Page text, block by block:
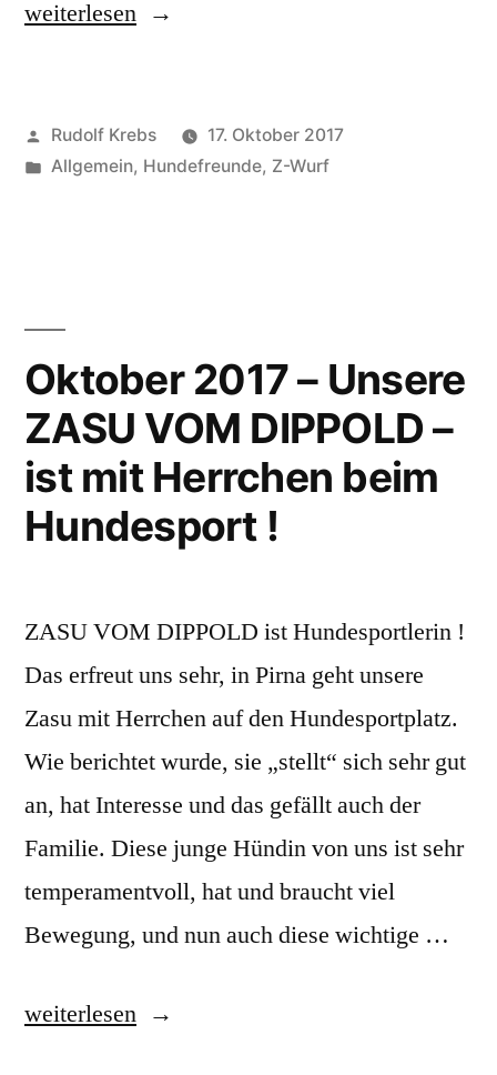
„Sommer
unsere
ZWECKE
Zita
genannt)
ist
nach
Brandenburg
weiterlesen
Veröffentlicht
von
Rudolf Krebs
17. Oktober 2017
Veröffentlicht
Allgemein, Hundefreunde, Z-Wurf
Oktober 2017 – Unsere
ZASU VOM DIPPOLD –
ist mit Herrchen beim
Hundesport !
ZASU VOM DIPPOLD ist Hundesportlerin !
Das erfreut uns sehr, in Pirna geht unsere
Zasu mit Herrchen auf den Hundesportplatz.
Wie berichtet wurde, sie „stellt“ sich sehr gut
an, hat Interesse und das gefällt auch der
Familie. Diese junge Hündin von uns ist sehr
temperamentvoll, hat und braucht viel
Bewegung, und nun auch diese wichtige …
„Oktober
weiterlesen